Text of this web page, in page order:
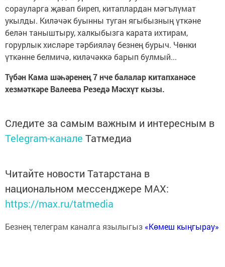
сорауларга җавап биреп, китаплардан мәгълүмат
укылды. Киләчәк буынны туган ягыбызның үткәне
белән таныштыру, халкыбызга карата ихтирам,
горурлык хисләре тәрбияләү безнең бурыч. Чөнки
үткәнне белмичә, киләчәккә барып булмый...
Түбән Кама шәһәренең 7 нче балалар китапханәсе
хезмәткәре Валеева Резедә Мәсхүт кызы.
Следите за самым важным и интересным в
Telegram-канале Татмедиа
Читайте новости Татарстана в
национальном мессенджере MАХ:
https://max.ru/tatmedia
Безнең телеграм каналга язылыгыз «Көмеш кыңгырау»